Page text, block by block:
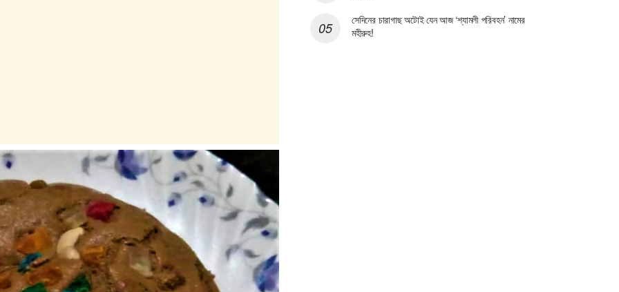
সেদিনের চারাগাছ অটোই যেন আজ ‘শ্যামলী পরিবহন’ নামের
মহীরুহ!